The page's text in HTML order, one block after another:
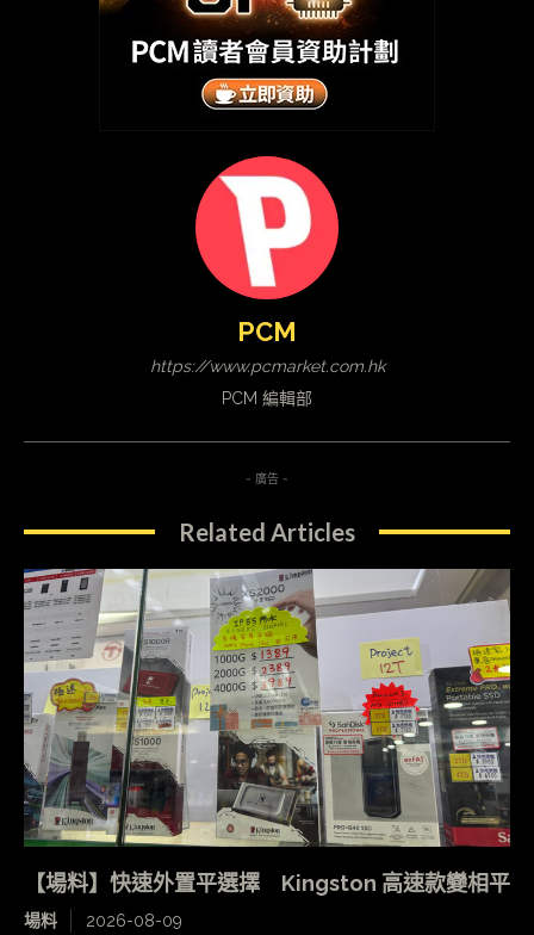
PCM
https://www.pcmarket.com.hk
PCM 編輯部
- 廣告 -
Related Articles
【場料】快速外置平選擇 Kingston 高速款變相平
場料 2026-08-09